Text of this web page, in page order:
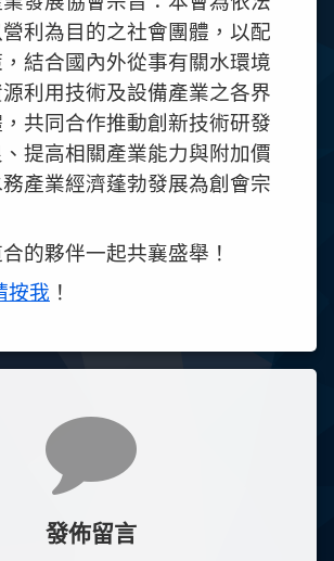
利為目的之社會團體，以配
結合國內外從事有關水環境
利用技術及設備產業之各界
共同合作推動創新技術研發
提高相關產業能力與附加價
產業經濟蓬勃發展為創會宗
的夥伴一起共襄盛舉！
按我 ！
發佈留言